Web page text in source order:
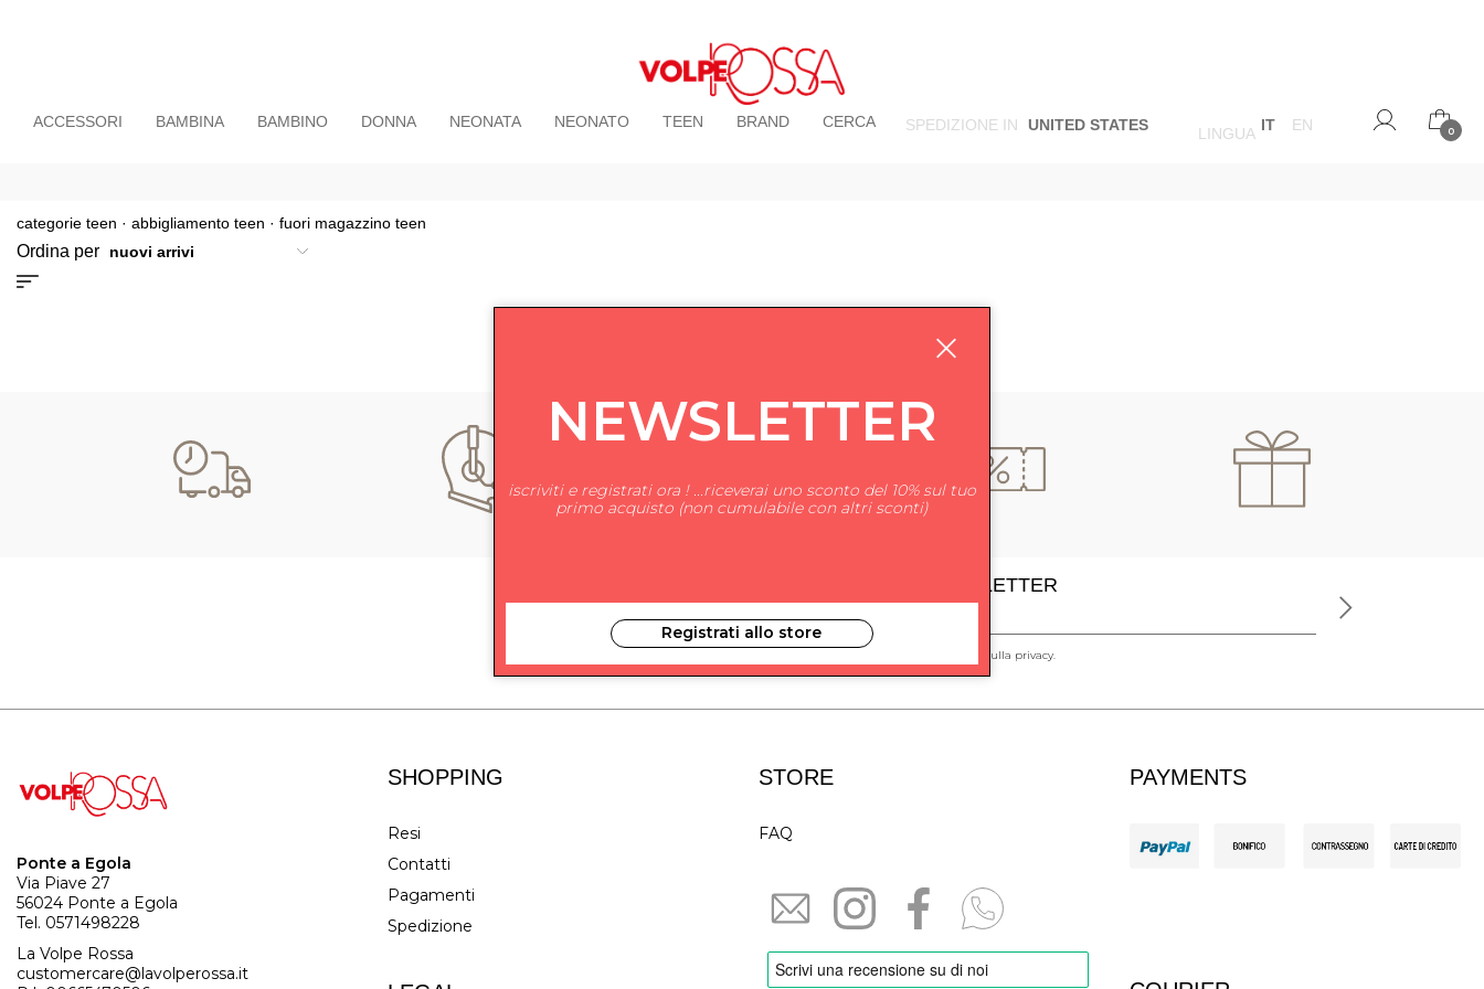
SPEDIZIONE IN UNITED STATES LINGUA IT EN 0
ACCESSORI BAMBINA BAMBINO DONNA NEONATA NEONATO TEEN BRAND CERCA
categorie teen · abbigliamento teen · fuori magazzino teen
Ordina per
ISCRIVITI ALLA NEWSLETTER
ho letto ed accettato le condizioni sulla privacy.
Ponte a Egola
Via Piave 27
56024 Ponte a Egola
Tel. 0571498228
La Volpe Rossa
customercare@lavolperossa.it
SHOPPING
Resi
Contatti
Pagamenti
Spedizione
STORE
FAQ
PAYMENTS
NEWSLETTER
iscriviti e registrati ora ! ...riceverai uno sconto del 10% sul tuo
primo acquisto (non cumulabile con altri sconti)
Registrati allo store